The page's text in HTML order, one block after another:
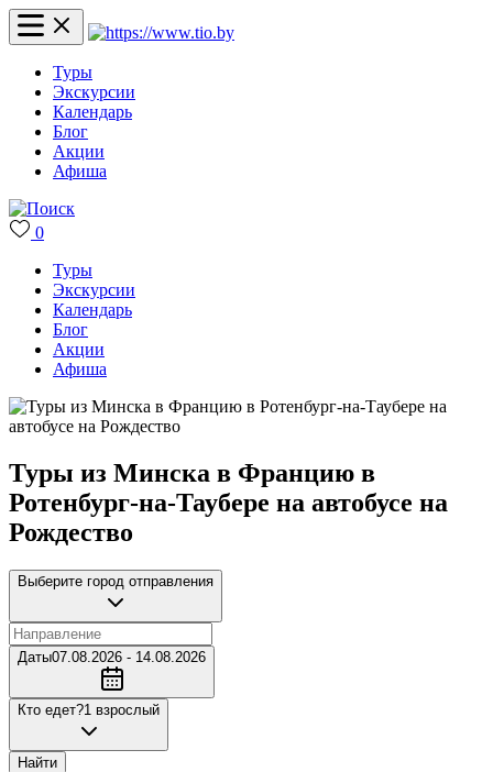
Туры
Экскурсии
Календарь
Блог
Акции
Афиша
0
Туры
Экскурсии
Календарь
Блог
Акции
Афиша
Туры из Минска в Францию в
Ротенбург-на-Таубере на автобусе на
Рождество
Выберите город отправления
Даты07.08.2026 - 14.08.2026
Кто едет?1 взрослый
Найти